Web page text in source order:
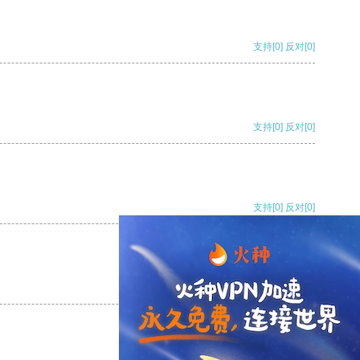
支持[0] 反对[0]
支持[0] 反对[0]
支持[0] 反对[0]
支持[0] 反对